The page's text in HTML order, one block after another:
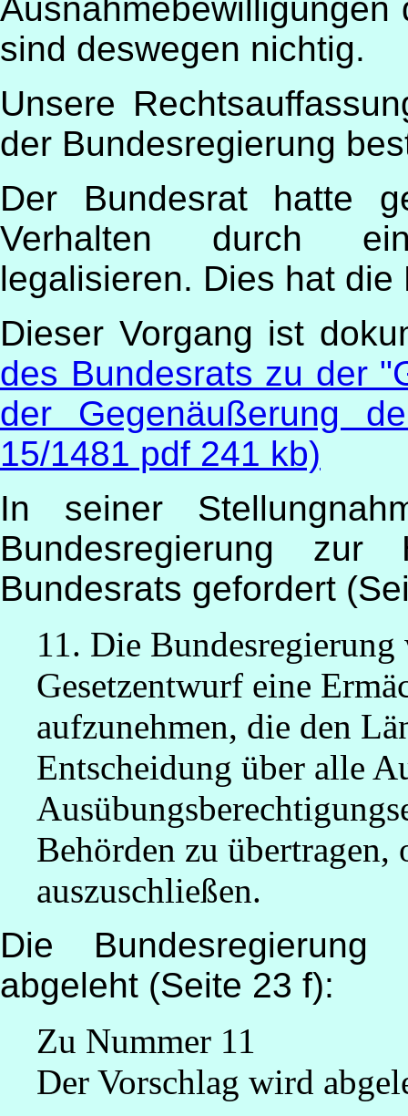
sind deswegen nichtig.
Unsere
der Bundesregierung
Der Bundesrat hatte
Verhalten durch
legalisieren. Dies hat
Dieser Vorgang ist
des Bundesrats zu der
der Gegenäußerung
15/1481 pdf 241 kb)
In seiner
Bundesregierung zur
Bundesrats gefordert
11. Die
Gesetzentwurf eine
aufzunehmen, die den
Entscheidung über alle
Behörden zu übertragen,
auszuschließen.
Die
abgeleht (Seite 23 f):
Zu Nummer 11
Der Vorschlag wird